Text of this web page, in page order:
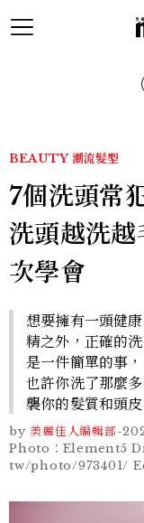
BEAUTY 潮流髮型
7個洗頭常
洗頭越洗
次學會
想要擁有一頭健
精之外，正確的
是一件簡單的事
也許你洗了那麼
襲你的髮質和頭皮
by 美麗佳人編輯部-
Photo：Element5
tw/photo/973401/